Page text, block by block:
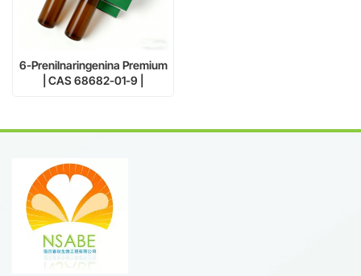
6-Prenilnaringenina Premium
| CAS 68682-01-9 |
laboratorio